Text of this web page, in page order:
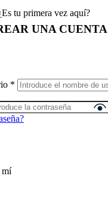
tu primera vez aquí?
UNA CUENTA
*
mí